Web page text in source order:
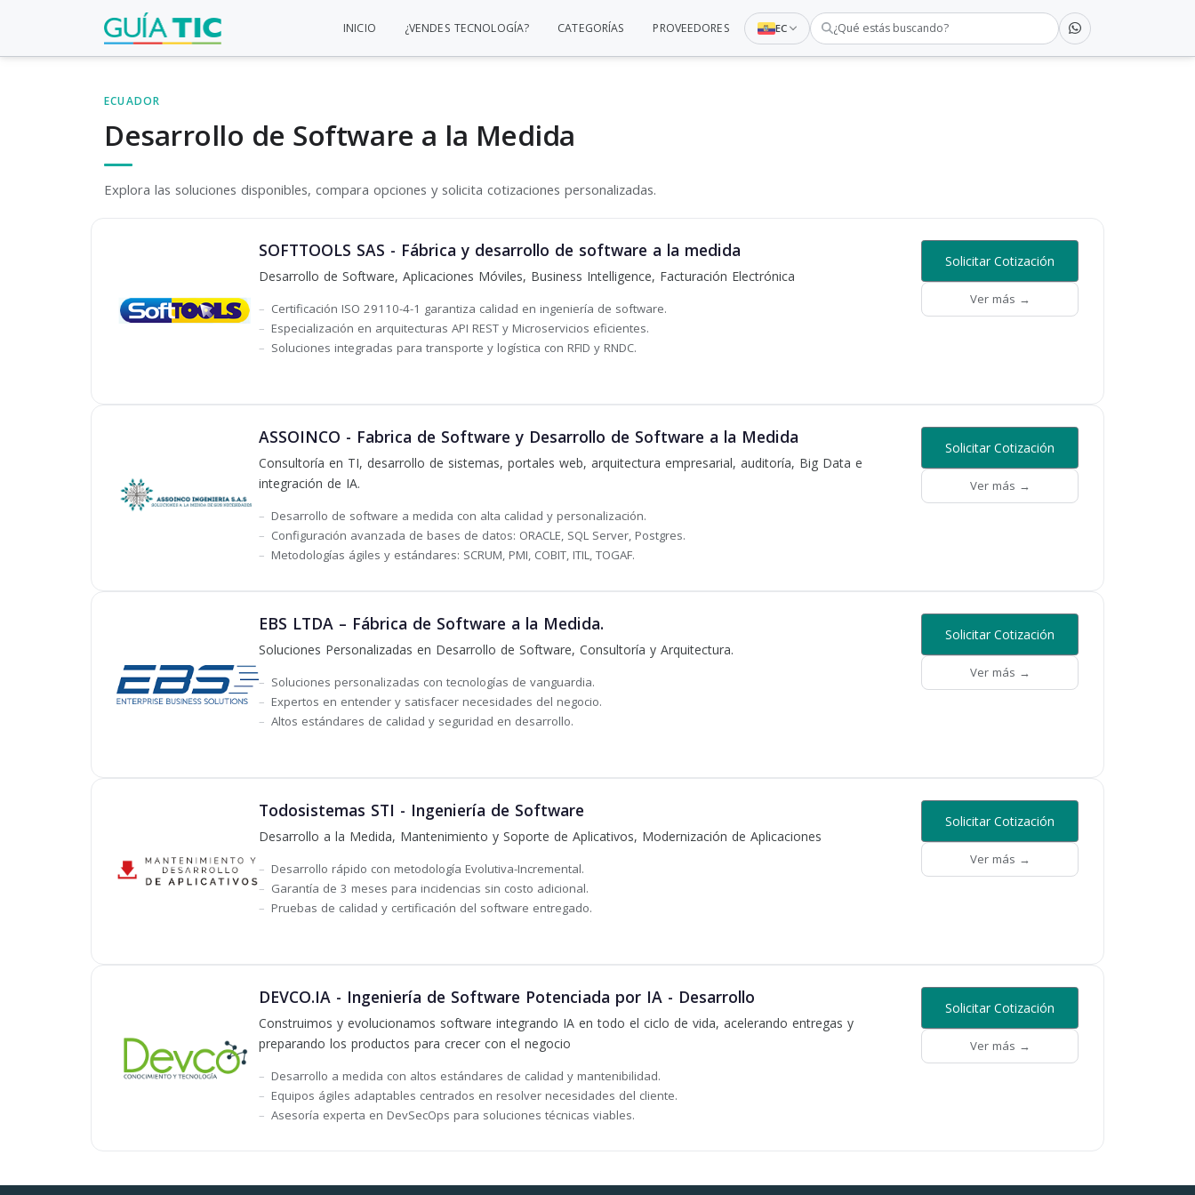
EC ¿Qué estás buscando?
INICIO ¿VENDES TECNOLOGÍA? CATEGORÍAS PROVEEDORES
ECUADOR
Desarrollo de Software a la Medida
Explora las soluciones disponibles, compara opciones y solicita cotizaciones personalizadas.
SOFTTOOLS SAS - Fábrica y desarrollo de software a la medida
Desarrollo de Software, Aplicaciones Móviles, Business Intelligence, Facturación Electrónica
Certificación ISO 29110-4-1 garantiza calidad en ingeniería de software.
Especialización en arquitecturas API REST y Microservicios eficientes.
Soluciones integradas para transporte y logística con RFID y RNDC.
Solicitar Cotización
Ver más →
ASSOINCO - Fabrica de Software y Desarrollo de Software a la Medida
Consultoría en TI, desarrollo de sistemas, portales web, arquitectura empresarial, auditoría, Big Data e
integración de IA.
Desarrollo de software a medida con alta calidad y personalización.
Configuración avanzada de bases de datos: ORACLE, SQL Server, Postgres.
Metodologías ágiles y estándares: SCRUM, PMI, COBIT, ITIL, TOGAF.
Solicitar Cotización
Ver más →
EBS LTDA – Fábrica de Software a la Medida.
Soluciones Personalizadas en Desarrollo de Software, Consultoría y Arquitectura.
Soluciones personalizadas con tecnologías de vanguardia.
Expertos en entender y satisfacer necesidades del negocio.
Altos estándares de calidad y seguridad en desarrollo.
Solicitar Cotización
Ver más →
Todosistemas STI - Ingeniería de Software
Desarrollo a la Medida, Mantenimiento y Soporte de Aplicativos, Modernización de Aplicaciones
Desarrollo rápido con metodología Evolutiva-Incremental.
Garantía de 3 meses para incidencias sin costo adicional.
Pruebas de calidad y certificación del software entregado.
Solicitar Cotización
Ver más →
DEVCO.IA - Ingeniería de Software Potenciada por IA - Desarrollo
Construimos y evolucionamos software integrando IA en todo el ciclo de vida, acelerando entregas y
preparando los productos para crecer con el negocio
Desarrollo a medida con altos estándares de calidad y mantenibilidad.
Equipos ágiles adaptables centrados en resolver necesidades del cliente.
Asesoría experta en DevSecOps para soluciones técnicas viables.
Solicitar Cotización
Ver más →